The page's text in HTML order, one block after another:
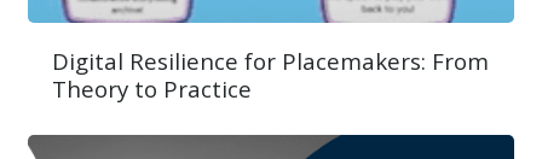
Digital Resilience for Placemakers: From
Theory to Practice